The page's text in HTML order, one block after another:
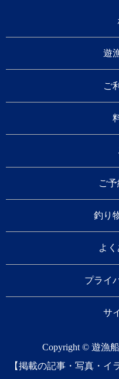
遊
ご
ご
釣り
よ
プライ
サ
Copyright © 遊漁
【掲載の記事・写真・